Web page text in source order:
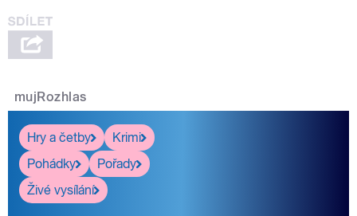
mujRozhlas
Hry a četby
Krimi
Pohádky
Pořady
Živé vysílání